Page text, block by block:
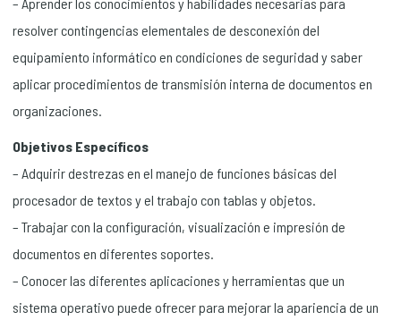
resolver contingencias elementales de desconexión del
equipamiento informático en condiciones de seguridad y saber
aplicar procedimientos de transmisión interna de documentos en
organizaciones.
Objetivos Específicos
– Adquirir destrezas en el manejo de funciones básicas del
procesador de textos y el trabajo con tablas y objetos.
– Trabajar con la configuración, visualización e impresión de
documentos en diferentes soportes.
– Conocer las diferentes aplicaciones y herramientas que un
sistema operativo puede ofrecer para mejorar la apariencia de un